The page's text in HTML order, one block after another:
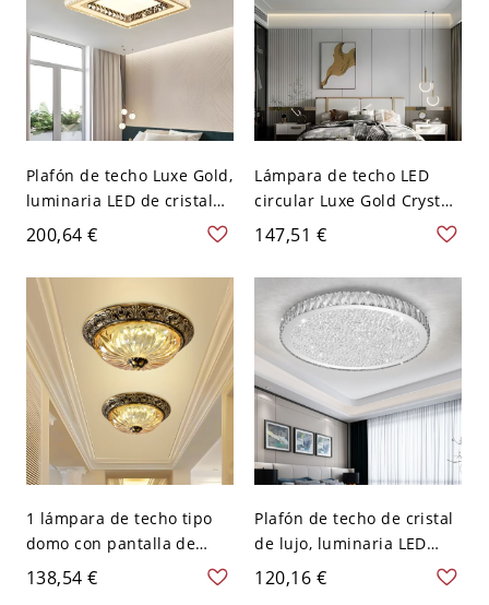
Plafón de techo Luxe Gold,
luminaria LED de cristal
K9 con temperatura de
color ajustable para
dormitorio o recibidor -
Cuadro Blanco 110 A 120
200,64 €
Lámpara de techo LED
circular Luxe Gold Crystal,
plafón con prismas de
corte diamante - 110 A
120 V 40,64 cm Tercer
Gear
147,51 €
1 lámpara de techo tipo
domo con pantalla de
cristal y estructura de
latón, 110V-120V
138,54 €
Plafón de techo de cristal
de lujo, luminaria LED
redonda con efecto
diamante triturado - 110
120,16 €